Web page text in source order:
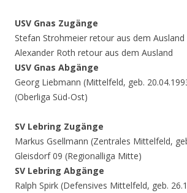
USV Gnas Zugänge
Stefan Strohmeier retour aus dem Ausland
Alexander Roth retour aus dem Ausland
USV Gnas Abgänge
Georg Liebmann (Mittelfeld, geb.
(Oberliga Süd-Ost)
SV Lebring Zugänge
Markus Gsellmann (Zentrales Mittelfeld,
Gleisdorf 09 (Regionalliga Mitte)
SV Lebring Abgänge
Ralph Spirk (Defensives Mittelfeld, geb.